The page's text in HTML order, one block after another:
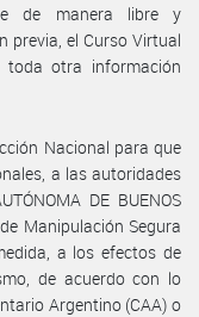
de manera libre y
previa, el Curso Virtual
toda otra información
Nacional para que
a las autoridades
DE BUENOS
Manipulación Segura
a los efectos de
de acuerdo con lo
Argentino (CAA) o